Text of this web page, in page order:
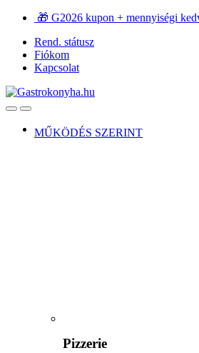
Ugrás
navigációhoz
Ugrás
tartalomra
🎁 G2026 kupon + mennyiségi
Rend. státusz
Fiókom
Kapcsolat
OpenClose
MŰKÖDÉS SZERINT
Pizzerie